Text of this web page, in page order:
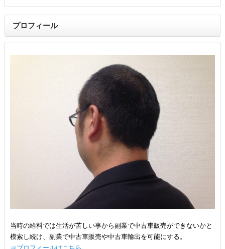
プロフィール
当時の給料では生活が苦しい事から副業で中古車販売ができないかと
模索し続け、副業で中古車販売や中古車輸出を可能にする。